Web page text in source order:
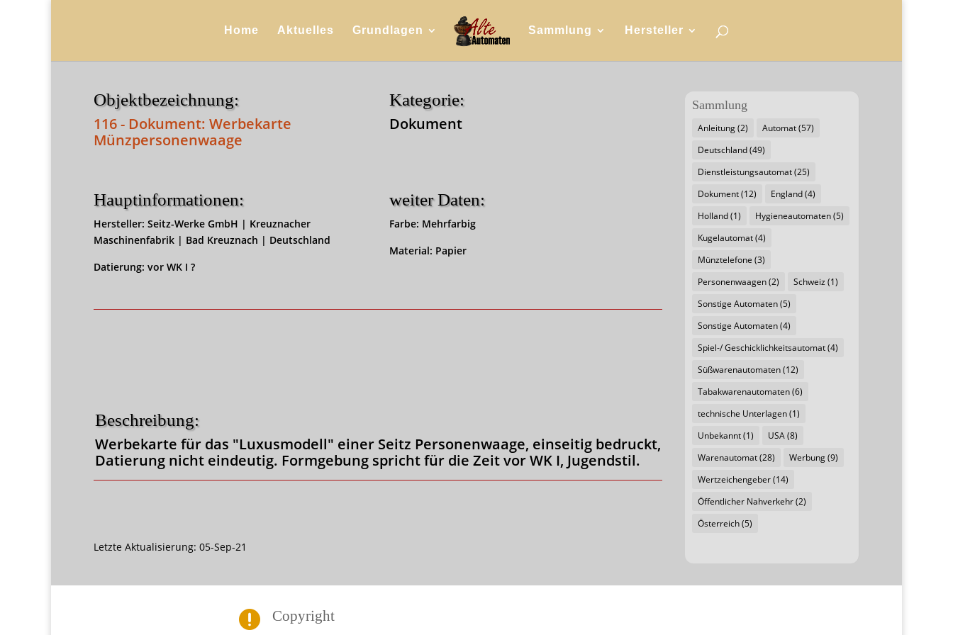
Home Aktuelles Grundlagen Sammlung Hersteller
Objektbezeichnung:
116 - Dokument: Werbekarte
Münzpersonenwaage
Kategorie:
Dokument
Hauptinformationen:
Hersteller: Seitz-Werke GmbH | Kreuznacher
Maschinenfabrik | Bad Kreuznach | Deutschland
Datierung: vor WK I ?
weiter Daten:
Farbe: Mehrfarbig
Material: Papier
Beschreibung:
Werbekarte für das "Luxusmodell" einer Seitz Personenwaage, einseitig bedruckt,
Datierung nicht eindeutig. Formgebung spricht für die Zeit vor WK I, Jugendstil.
Letzte Aktualisierung: 05-Sep-21
Sammlung
Anleitung(2) Automat(57)
Deutschland(49)
Dienstleistungsautomat(25)
Dokument(12) England(4)
Holland(1) Hygieneautomaten(5)
Kugelautomat(4)
Münztelefone (3)
Personenwaagen(2) Schweiz (1)
Sonstige Automaten(5)
Sonstige Automaten(4)
Spiel-/ Geschicklichkeitsautomat(4)
Süßwarenautomaten(12)
Tabakwarenautomaten(6)
technische Unterlagen(1)
Unbekannt(1) USA(8)
Warenautomat(28) Werbung(9)
Wertzeichengeber(14)
Öffentlicher Nahverkehr(2)
Österreich(5)
 Copyright